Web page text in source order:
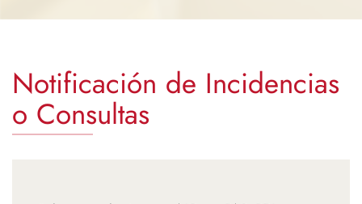
Notificación de Incidencias
o Consultas